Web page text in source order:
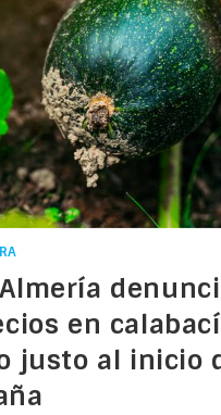
Almería
en
justo al inicio